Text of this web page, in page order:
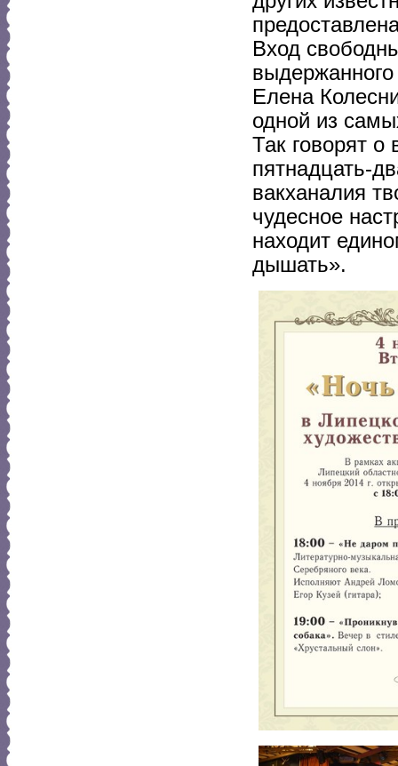
Вход
Елена
одной из
Так говорят
пятнадцать-
вакханалия
чудесное
находит
дышать».